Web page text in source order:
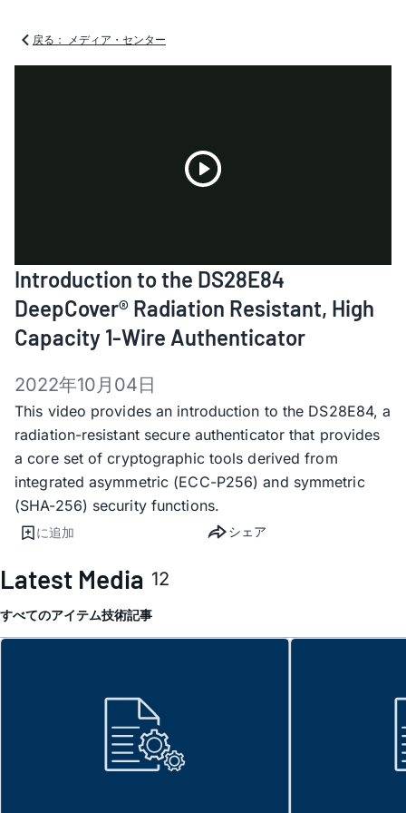
戻る： メディア・センター
Video
Introduction to the DS28E84
DeepCover® Radiation Resistant, High
Capacity 1-Wire Authenticator
2022年10月04日
This video provides an introduction to the DS28E84, a
radiation-resistant secure authenticator that provides
a core set of cryptographic tools derived from
integrated asymmetric (ECC-P256) and symmetric
(SHA-256) security functions.
に追加 シェア
Latest Media 12
すべてのアイテム技術記事